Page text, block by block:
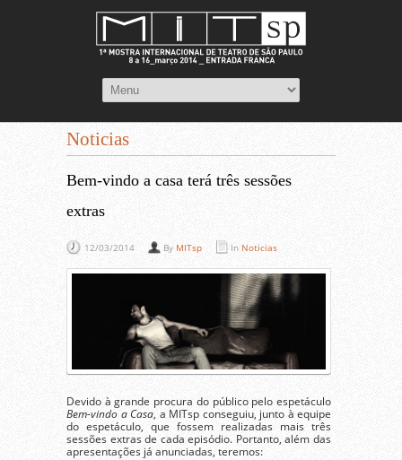
Noticias
Bem-vindo a casa terá três sessões
extras
12/03/2014 By MITsp In Noticias
Devido à grande procura do público pelo espetáculo
Bem-vindo a Casa, a MITsp conseguiu, junto à equipe
do espetáculo, que fossem realizadas mais três
sessões extras de cada episódio. Portanto, além das
apresentações já anunciadas, teremos: